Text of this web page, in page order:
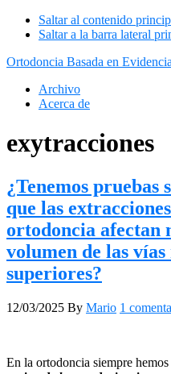
Saltar al contenido
Saltar a la barra lateral
Ortodoncia Basada en Evidencia
Archivo
Acerca de
exytracciones
¿Tenemos
que las
ortodoncia afectan
volumen de las
superiores?
12/03/2025 By Mario 1
En la ortodoncia siempre